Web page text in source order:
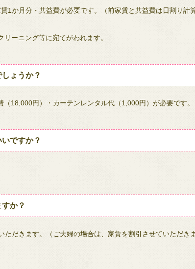
1か月分・共益費が必要です。（前家賃と共益費は日割り計
ーニング等に宛てがわれます。
ょうか？
18,000円）・カーテンレンタル代（1,000円）が必要です。
ですか？
か？
ただきます。（ご夫婦の場合は、家賃を割引させていただきま